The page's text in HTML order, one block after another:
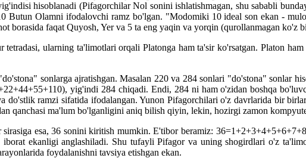
hisoblanadi (Pifagorchilar Nol sonini ishlatishmagan, shu sababli
Butun Olamni ifodalovchi ramz bo'lgan. "Modomiki 10 ideal son ekan -
borasida faqat Quyosh, Yer va 5 ta eng yaqin va yorqin (qurollanmagan ko'z
tetradasi, ularning ta'limotlari orqali Platonga ham ta'sir ko'rsatgan. Platon
sonlarga ajratishgan. Masalan 220 va 284 sonlari "do'stona" sonlar
yig'indi 284 chiqadi. Endi, 284 ni ham o'zidan boshqa
do'stlik ramzi sifatida ifodalangan. Yunon Pifagorchilari o'z davrlarida bir
qanchasi ma'lum bo'lganligini aniq bilish qiyin, lekin, hozirgi zamon
esa, 36 sonini kiritish mumkin. E'tibor beramiz:
ekanligi anglashiladi. Shu tufayli Pifagor va uning shogirdlari o'z
foydalanishni tavsiya etishgan ekan.